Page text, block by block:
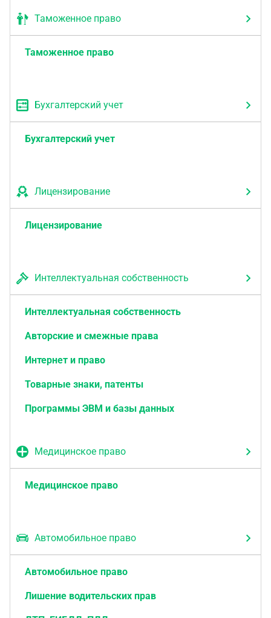
Таможенное право
Таможенное право
Бухгалтерский учет
Бухгалтерский учет
Лицензирование
Лицензирование
Интеллектуальная собственность
Интеллектуальная собственность
Авторские и смежные права
Интернет и право
Товарные знаки, патенты
Программы ЭВМ и базы данных
Медицинское право
Медицинское право
Автомобильное право
Автомобильное право
Лишение водительских прав